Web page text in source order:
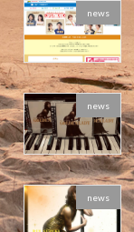
news
news
news